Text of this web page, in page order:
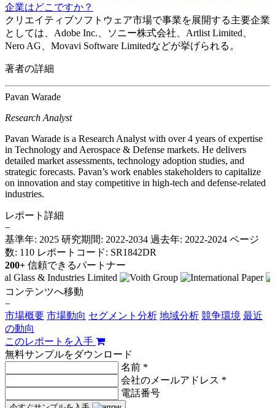
企業はどこですか？
クリエイティブソフトウェア市場で事業を展開する主要企業
としては、Adobe Inc.、ソニー株式会社、Artlist Limited、
Nero AG、Movavi Software Limitedなどが挙げられる。
著者の詳細
Pavan Warade
Research Analyst
Pavan Warade is a Research Analyst with over 4 years of expertise
in Technology and Aerospace & Defense markets. He delivers
detailed market assessments, technology adoption studies, and
strategic forecasts. Pavan’s work enables stakeholders to capitalize
on innovation and stay competitive in high-tech and defense-related
industries.
レポート詳細
−
基準年: 2025 研究期間: 2022-2034 過去年: 2022-2024 ページ
数: 110 レポートコード: SR1842DR
200+ 信頼できるパートナー
コンテンツへ移動
−
市場概要 市場動向 セグメント分析 地域分析 競争環境 最近
の動向
このレポートを入手
無料サンプルをダウンロード
名前 *
会社のメールアドレス *
電話番号